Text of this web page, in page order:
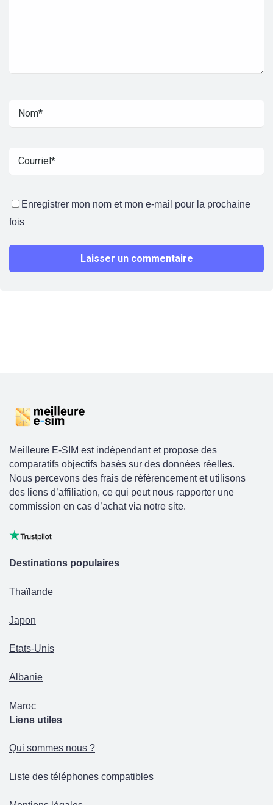
Enregistrer mon nom et mon e-mail pour la prochaine
fois
Meilleure E-SIM est indépendant et propose des
comparatifs objectifs basés sur des données réelles.
Nous percevons des frais de référencement et utilisons
des liens d’affiliation, ce qui peut nous rapporter une
commission en cas d’achat via notre site.
Destinations populaires
Thaïlande
Japon
Etats-Unis
Albanie
Maroc
Liens utiles
Qui sommes nous ?
Liste des téléphones compatibles